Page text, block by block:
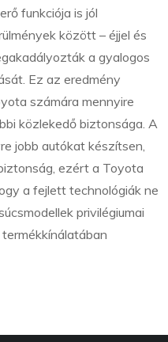
funkciója is jól
között – éjjel és
a gyalogos
Ez az eredmény
számára mennyire
közlekedő biztonsága. A
jobb autókat készítsen,
ezért a Toyota
a fejlett technológiák ne
privilégiumai